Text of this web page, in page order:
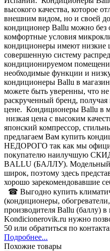
высокого качества, которое
внешним видом, но и своей
кондиционер Ballu можно без
комфортные условия
кондиционеры имеют низкие
совершенную систему
кондиционируемом
необходимые функции и
кондиционеры Ballu в
можете быть уверенны, что
раскрученный бренд, получая
цене. Кондиционеры Ballu в
низкая цена с высоким
японский компрессор,
предлагаем Вам купить
НЕДОРОГО так как мы
покупателю наилучшую
BALLU (БАЛЛУ). Модельный
широк, поэтому здесь
хорошо зарекомендовавшие
☎ Выгодно купить
(кондиционеры,
производителя Ballu (баллу) в
Kondicionerovik.ru нужно
50 или обратиться по
Подробнее...
Похожие товары